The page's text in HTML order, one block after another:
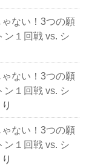
ゃない！3つの願
ン１回戦 vs. シ
ゃない！3つの願
ン１回戦 vs. シ
り
ゃない！3つの願
ン１回戦 vs. シ